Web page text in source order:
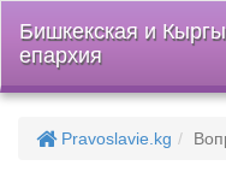
Бишкекская и
епархия
Pravoslavie.kg